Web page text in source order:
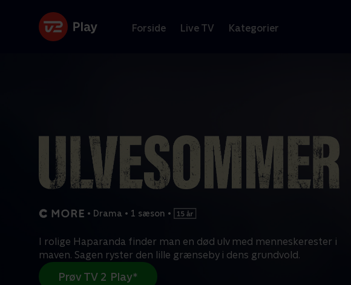
Forside Live TV Kategorier
• Drama • 1 sæson •
I rolige Haparanda finder man en død ulv med menneskerester i
maven. Sagen ryster den lille grænseby i dens grundvold.
Prøv TV 2 Play*